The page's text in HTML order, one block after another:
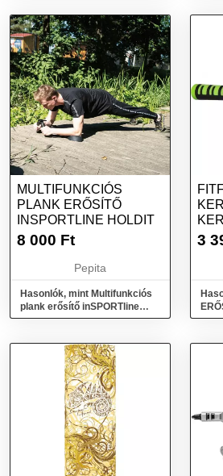
MULTIFUNKCIÓS
PLANK ERŐSÍTŐ
INSPORTLINE HOLDIT
8 000 Ft
Pepita
Hasonlók, mint Multifunkciós
plank erősítő inSPORTline
Holdit
3